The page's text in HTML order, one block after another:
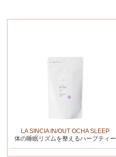
LA SINCIA IN/OUT OCHA SLEEP
体の睡眠リズムを整えるハーブティー